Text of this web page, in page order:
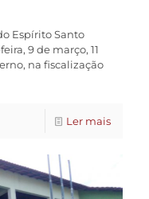
Espírito Santo
9 de março, 11
na fiscalização
Ler mais